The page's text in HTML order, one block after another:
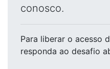
conosco.
Para liberar o acesso
responda ao desafio